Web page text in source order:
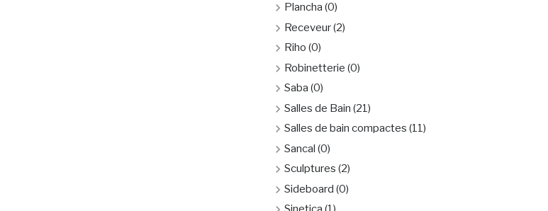
Plancha (0)
Receveur(2)
Riho (0)
Robinetterie (0)
Saba (0)
Salles de Bain (21)
Salles de bain compactes (11)
Sancal (0)
Sculptures (2)
Sideboard (0)